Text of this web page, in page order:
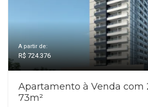
A partir de:
R$ 724.376
Apartamento à Venda com
73m²